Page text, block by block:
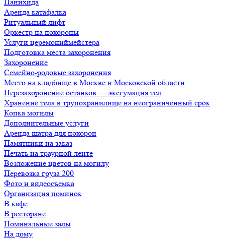
Аренда катафалка
Ритуальный лифт
Оркестр на похороны
Услуги церемониймейстера
Подготовка места захоронения
Захоронение
Семейно-родовые захоронения
Место на кладбище в Москве и Московской области
Перезахоронение останков — эксгумация тел
Хранение тела в трупохранилище на неограниченный срок
Копка могилы
Дополнительные услуги
Аренда шатра для похорон
Памятники на заказ
Печать на траурной ленте
Возложение цветов на могилу
Перевозка груза 200
Фото и видеосъемка
Организация поминок
В кафе
В ресторане
Поминальные залы
На дому